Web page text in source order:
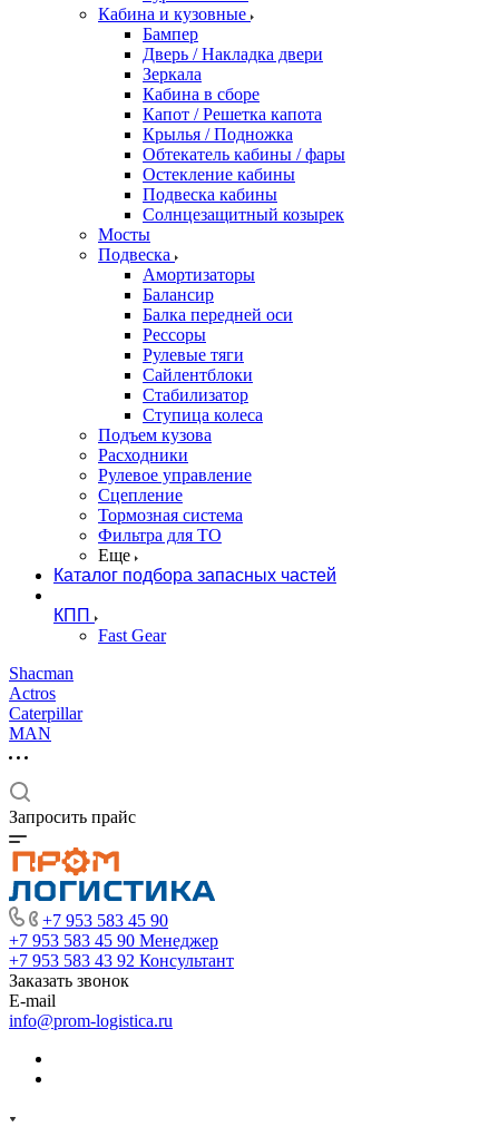
Кабина и кузовные
Бампер
Дверь / Накладка двери
Зеркала
Кабина в сборе
Капот / Решетка капота
Крылья / Подножка
Обтекатель кабины / фары
Остекление кабины
Подвеска кабины
Солнцезащитный козырек
Мосты
Подвеска
Амортизаторы
Балансир
Балка передней оси
Рессоры
Рулевые тяги
Сайлентблоки
Стабилизатор
Ступица колеса
Подъем кузова
Расходники
Рулевое управление
Сцепление
Тормозная система
Фильтра для ТО
Еще
Каталог подбора запасных частей
КПП
Fast Gear
Shacman
Actros
Caterpillar
MAN
Запросить прайс
+7 953 583 45 90
+7 953 583 45 90 Менеджер
+7 953 583 43 92 Консультант
Заказать звонок
E-mail
info@prom-logistica.ru